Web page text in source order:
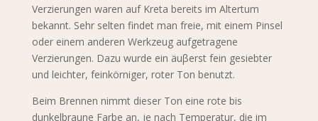
Verzierungen waren auf Kreta bereits im Altertum
bekannt. Sehr selten findet man freie, mit einem Pinsel
oder einem anderen Werkzeug aufgetragene
Verzierungen. Dazu wurde ein äuβerst fein gesiebter
und leichter, feinkörniger, roter Ton benutzt.
Beim Brennen nimmt dieser Ton eine rote bis
dunkelbraune Farbe an, je nach Temperatur, die im